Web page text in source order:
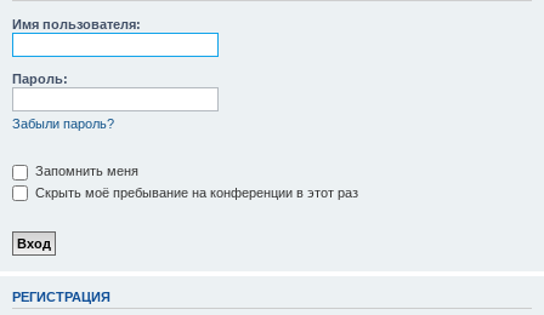
Имя пользователя:
Пароль:
Забыли пароль?
Запомнить меня
Скрыть моё пребывание на конференции в этот раз
РЕГИСТРАЦИЯ